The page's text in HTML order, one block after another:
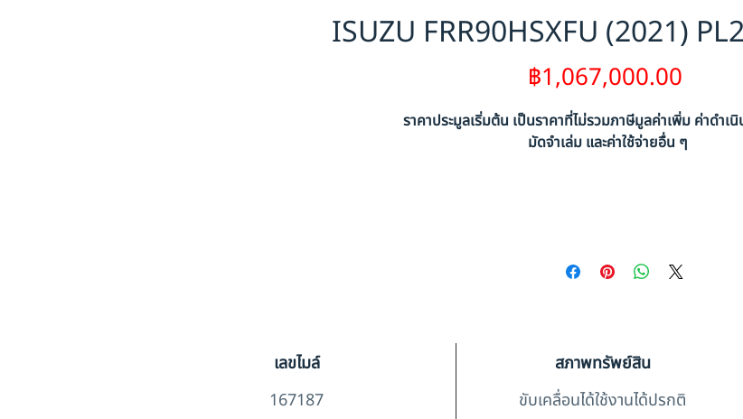
ISUZU FRR90HSXFU (2021)
฿1,067,000.00
ราคาประมูลเริ่มต้น เป็นราคาที่ไม่รวมภาษีมูลค่าเพิ่ม ค่าดำเ
มัดจำเล่ม และค่าใช้จ่ายอื่น ๆ
เลขไมล์
167187
สภาพทรัพย์สิน
ขับเคลื่อนได้ใช้งานได้ปรกติ